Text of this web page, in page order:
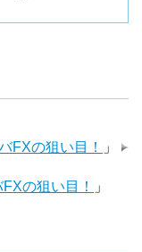
FXの狙い目！ 」
の狙い目！ 」